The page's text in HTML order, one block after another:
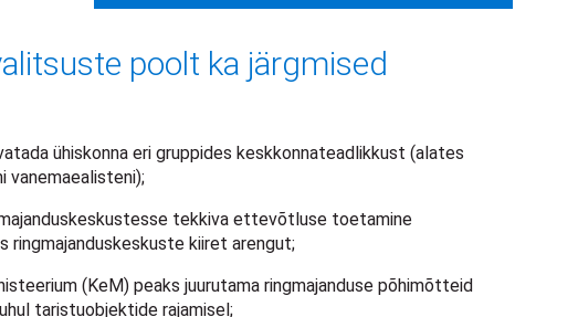
poolt ka järgmised
ühiskonna eri gruppides keskkonnateadlikkust (alates
vanemaealisteni);
tekkiva ettevõtluse toetamine
ringmajanduskeskuste kiiret arengut;
(KeM) peaks juurutama ringmajanduse põhimõtteid
taristuobjektide rajamisel;